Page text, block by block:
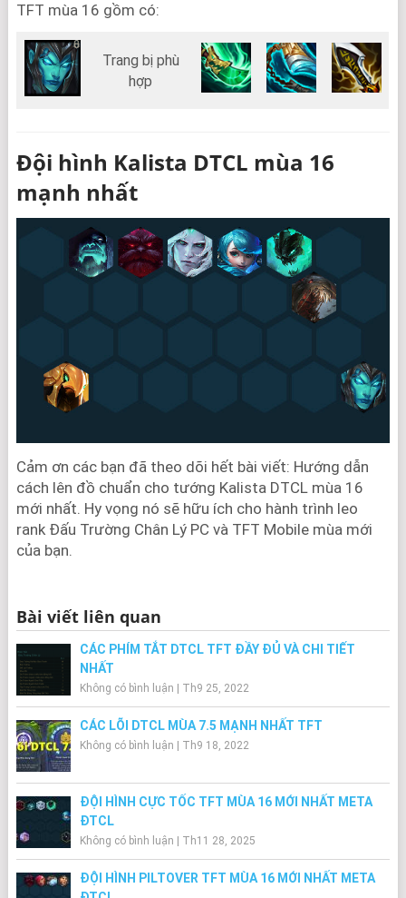
TFT mùa 16 gồm có:
Trang bị phù
hợp
Đội hình Kalista DTCL mùa 16
mạnh nhất
Cảm ơn các bạn đã theo dõi hết bài viết: Hướng dẫn
cách lên đồ chuẩn cho tướng Kalista DTCL mùa 16
mới nhất. Hy vọng nó sẽ hữu ích cho hành trình leo
rank Đấu Trường Chân Lý PC và TFT Mobile mùa mới
của bạn.
Bài viết liên quan
CÁC PHÍM TẮT DTCL TFT ĐẦY ĐỦ VÀ CHI TIẾT
NHẤT
Không có bình luận Th9 25, 2022
CÁC LÕI DTCL MÙA 7.5 MẠNH NHẤT TFT
Không có bình luận Th9 18, 2022
ĐỘI HÌNH CỰC TỐC TFT MÙA 16 MỚI NHẤT META
ĐTCL
Không có bình luận Th11 28, 2025
ĐỘI HÌNH PILTOVER TFT MÙA 16 MỚI NHẤT META